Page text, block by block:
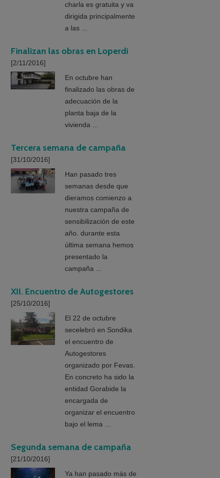
charla es gratuita y va
dirigida principalmente
a las ...
Finalizan las obras en Loperdi
[2/11/2016]
En octubre han
finalizado las obras de
adecuación de la
planta baja de la
vivienda ...
Tercera semana de campaña
[31/10/2016]
Han pasado tres
semanas desde que
dieramos comienzo a
nuestra campaña de
sensibilización de este
año. durante esta
última semana hemos
presentado la
campaña ...
XII. Encuentro de Autogestores
[25/10/2016]
El 22 de octubre
secelebró en Sondika
el encuentro de
Autogestores
organizado por Fevas.
En concreto ha sido la
entidad Gorabide la
encargada de
organizar el encuentro
bajo el lema ...
Segunda semana de campaña
[21/10/2016]
Ya han pasado más de